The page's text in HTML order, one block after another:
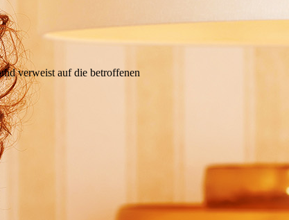
verweist auf die betroffenen